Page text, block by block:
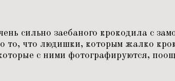
сильно заебаного крокодила с
то, что людишки, которым жалко
с ними фотографируются,